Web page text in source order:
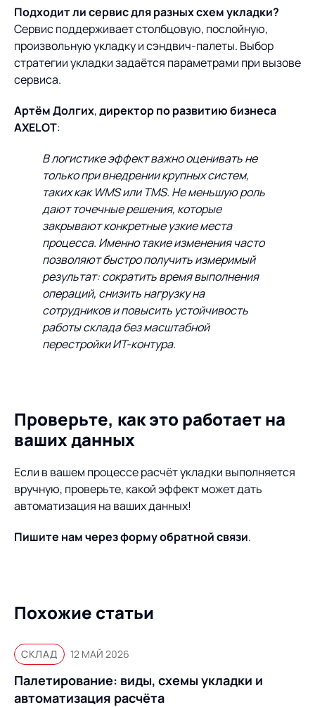
Подходит ли сервис для разных схем укладки?
Сервис поддерживает столбцовую, послойную,
произвольную укладку и сэндвич-палеты. Выбор
стратегии укладки задаётся параметрами при вызове
сервиса.
Артём Долгих,директор по развитию бизнеса
AXELOT:
В логистике эффект важно оценивать не
только при внедрении крупных систем,
таких как WMS или TMS. Не меньшую роль
дают точечные решения, которые
закрывают конкретные узкие места
процесса. Именно такие изменения часто
позволяют быстро получить измеримый
результат: сократить время выполнения
операций, снизить нагрузку на
сотрудников и повысить устойчивость
работы склада без масштабной
перестройки ИТ-контура.
Проверьте, как это работает на
ваших данных
Если в вашем процессе расчёт укладки выполняется
вручную, проверьте, какой эффект может дать
автоматизация на ваших данных!
Пишите нам через форму обратной связи.
Похожие статьи
СКЛАД 12 МАЙ 2026
Палетирование: виды, схемы укладки и
автоматизация расчёта